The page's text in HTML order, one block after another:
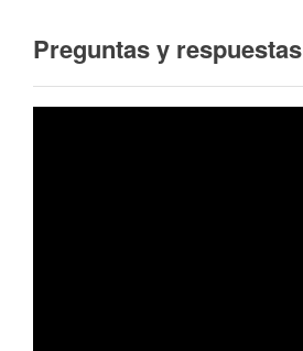
Preguntas y respuestas